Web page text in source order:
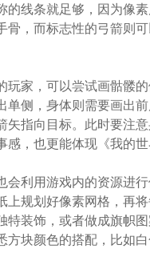
的线条就足够，因为像
骨，而标志性的弓箭则
玩家，可以尝试画骷髅
单侧，身体则需要画出
矢指向目标。此时要注
，也更能体现《我的世
会利用游戏内的资源进
上规划好像素网格，再
特装饰，或者做成旗帜
方块颜色的搭配，比如